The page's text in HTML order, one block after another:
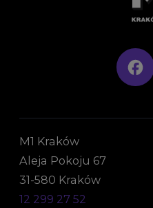
M1 Kraków
Aleja Pokoju 67
31-580 Kraków
12 299 27 52